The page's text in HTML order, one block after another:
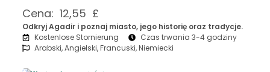
Cena: 12,55 £
Odkryj Agadir i poznaj miasto, jego historię oraz tradycje.
Kostenlose Stornierung
Czas trwania 3-4 godziny
Arabski, Angielski, Francuski, Niemiecki